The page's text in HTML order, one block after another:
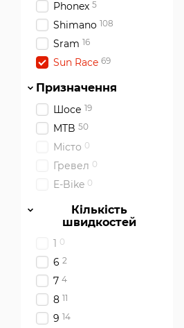
Phonex 5
Shimano 108
Sram 16
Sun Race 69
Призначення
Шосе 19
MTB 50
Місто 0
Гревел 0
E-Bike 0
Кількість
швидкостей
1 0
6 2
7 4
8 11
9 14